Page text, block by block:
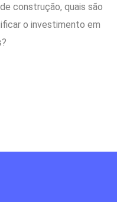
construção, quais são
o investimento em